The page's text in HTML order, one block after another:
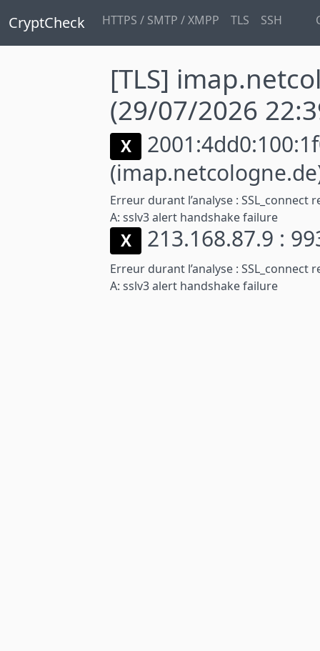
CryptCheck HTTPS / SMTP / XMPP TLS SSH
[TLS]
(29/07/2026
X
Erreur durant l’analyse : SSL_connect
A: sslv3 alert handshake failure
X 213.168.87.9 :
Erreur durant l’analyse : SSL_connect
A: sslv3 alert handshake failure